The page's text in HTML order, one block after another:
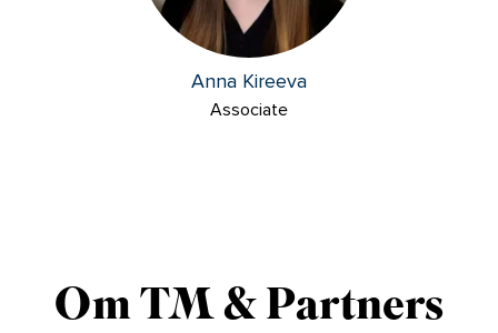
Anna Kireeva
Associate
Om TM & Partners